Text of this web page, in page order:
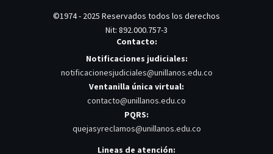
©1974 - 2025 Reservados todos los derechos
Nit: 892.000.757-3
Contacto:
Notificaciones judiciales:
notificacionesjudiciales@unillanos.edu.co
Ventanilla única virtual:
contacto@unillanos.edu.co
PQRS:
quejasyreclamos@unillanos.edu.co
Lineas de atención: